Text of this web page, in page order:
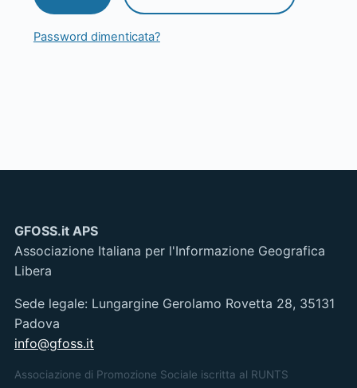
Password dimenticata?
GFOSS.it APS
Associazione Italiana per l'Informazione Geografica
Libera
Sede legale: Lungargine Gerolamo Rovetta 28, 35131
Padova
info@gfoss.it
Associazione di Promozione Sociale iscritta al RUNTS